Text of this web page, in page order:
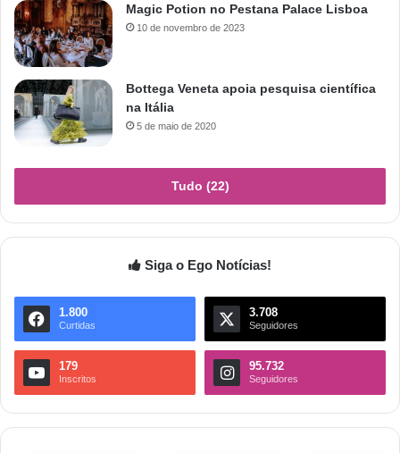
Magic Potion no Pestana Palace Lisboa
10 de novembro de 2023
Bottega Veneta apoia pesquisa científica
na Itália
5 de maio de 2020
Tudo (22)
Siga o Ego Notícias!
1.800
Curtidas
3.708
Seguidores
179
Inscritos
95.732
Seguidores